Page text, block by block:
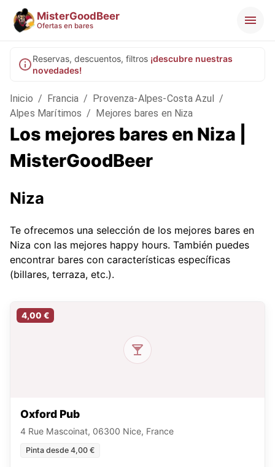
MisterGoodBeer
Ofertas en bares
Reservas, descuentos, filtros ¡descubre nuestras
novedades!
Inicio / Francia / Provenza-Alpes-Costa Azul /
Alpes Marítimos / Mejores bares en Niza
Los mejores bares en Niza |
MisterGoodBeer
Niza
Te ofrecemos una selección de los mejores bares en
Niza con las mejores happy hours. También puedes
encontrar bares con características específicas
(billares, terraza, etc.).
4,00 €
Oxford Pub
4 Rue Mascoinat, 06300 Nice, France
Pinta desde 4,00 €